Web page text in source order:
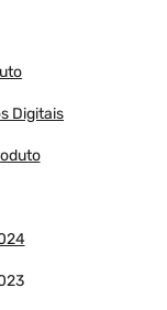
Digitais